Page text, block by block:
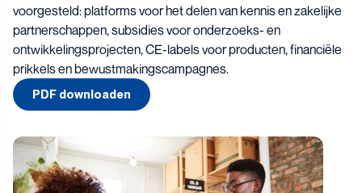
voorgesteld: platforms voor het delen van kennis en zakelijke
partnerschappen, subsidies voor onderzoeks- en
ontwikkelingsprojecten, CE-labels voor producten, financiële
prikkels en bewustmakingscampagnes.
PDF downloaden